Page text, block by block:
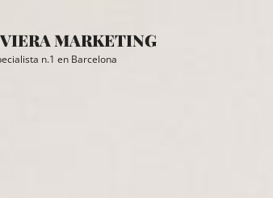
MARKETING
n.1 en Barcelona